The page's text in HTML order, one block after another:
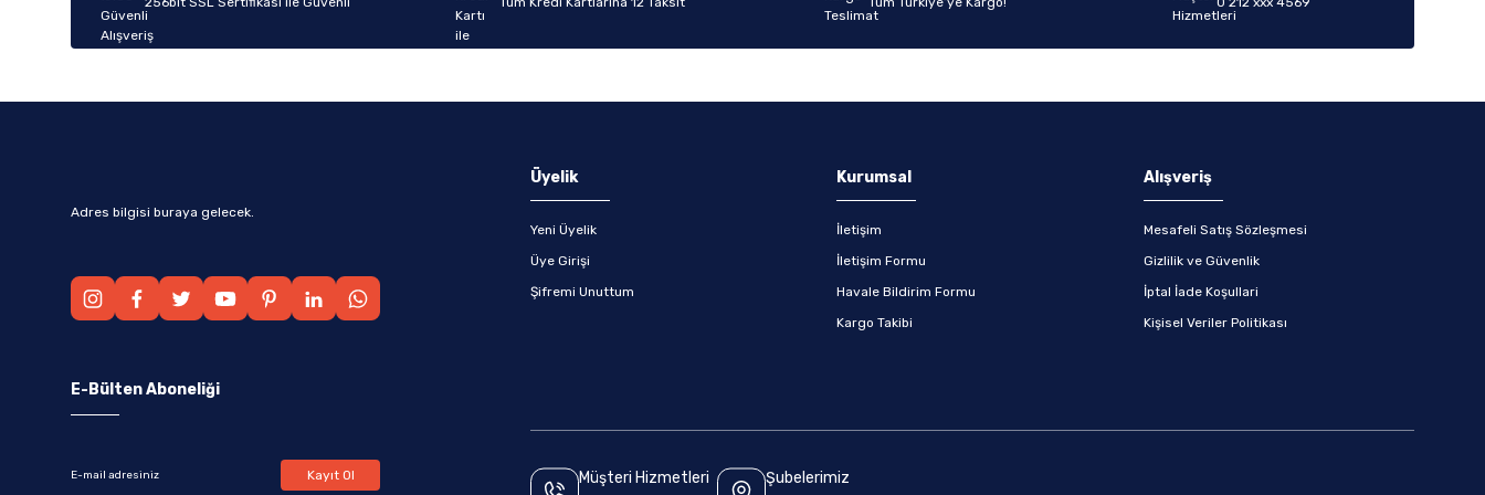
Bu ürüne benzer farklı alternatifler olmalı.
Adres bilgisi buraya gelecek.
Üyelik
Yeni Üyelik
Üye Girişi
Şifremi Unuttum
Kurumsal
İletişim
İletişim Formu
Havale Bildirim Formu
Kargo Takibi
Alışveriş
Mesafeli Satış Sözleşmesi
Gizlilik ve Güvenlik
İptal İade Koşullari
Kişisel Veriler Politikası
E-Bülten Aboneliği
Kayıt Ol Müşteri Hizmetleri Şubelerimiz